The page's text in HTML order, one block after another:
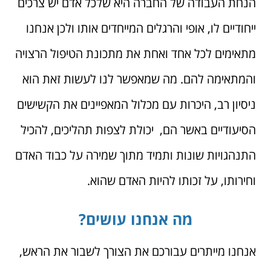
ייחודיים לו, אופי והרגלים המייחדים אותו ולכן אנחנו
מתאימים לכל אחד ואחת את מתכונת הטיפול הרצויה
והמתאימה להם. מה שמאפשר לנו לעשות זאת הוא
ניסיון רב, היכרות עם מכלול המאפיינים את הקשישים
הסיעודיים באשר הם, יכולת לצפות תהליכים, להכיל
התנהגויות שונות ותמיד מתוך שמירה על כבוד האדם
וחירותו, על זכותו להיות האדם שהוא.
מה אנחנו עושים?
אנחנו מייתרים עבורכם את הצורך לשבור את הראש,